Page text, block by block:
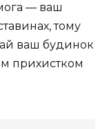
— ваш
тому
ваш будинок
прихистком